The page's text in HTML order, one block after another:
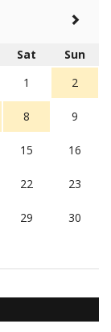
Sat
Sun
1
2
8 9
15 16
22 23
29 30